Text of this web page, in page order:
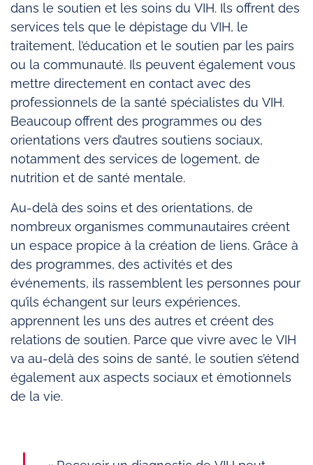
dans le soutien et les soins du VIH. Ils offrent des
services tels que le dépistage du VIH, le
traitement, l’éducation et le soutien par les pairs
ou la communauté. Ils peuvent également vous
mettre directement en contact avec des
professionnels de la santé spécialistes du VIH.
Beaucoup offrent des programmes ou des
orientations vers d’autres soutiens sociaux,
notamment des services de logement, de
nutrition et de santé mentale.
Au-delà des soins et des orientations, de
nombreux organismes communautaires créent
un espace propice à la création de liens. Grâce à
des programmes, des activités et des
événements, ils rassemblent les personnes pour
qu’ils échangent sur leurs expériences,
apprennent les uns des autres et créent des
relations de soutien. Parce que vivre avec le VIH
va au-delà des soins de santé, le soutien s’étend
également aux aspects sociaux et émotionnels
de la vie.